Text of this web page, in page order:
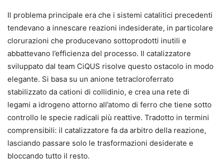
Il problema principale era che i sistemi catalitici precedenti
tendevano a innescare reazioni indesiderate, in particolare
clorurazioni che producevano sottoprodotti inutili e
abbattevano l’efficienza del processo. Il catalizzatore
sviluppato dal team CiQUS risolve questo ostacolo in modo
elegante. Si basa su un anione tetracloroferrato
stabilizzato da cationi di collidinio, e crea una rete di
legami a idrogeno attorno all’atomo di ferro che tiene sotto
controllo le specie radicali più reattive. Tradotto in termini
comprensibili: il catalizzatore fa da arbitro della reazione,
lasciando passare solo le trasformazioni desiderate e
bloccando tutto il resto.